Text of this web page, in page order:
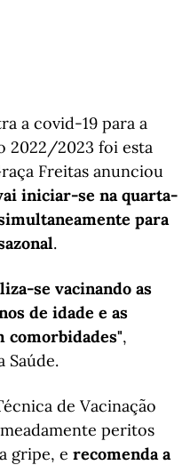
a covid-19 para a
2022/2023 foi esta
Freitas anunciou
iniciar-se na quarta-
para
.
se vacinando as
de idade e as
comorbidades",
Saúde.
de Vacinação
peritos
gripe, e recomenda a